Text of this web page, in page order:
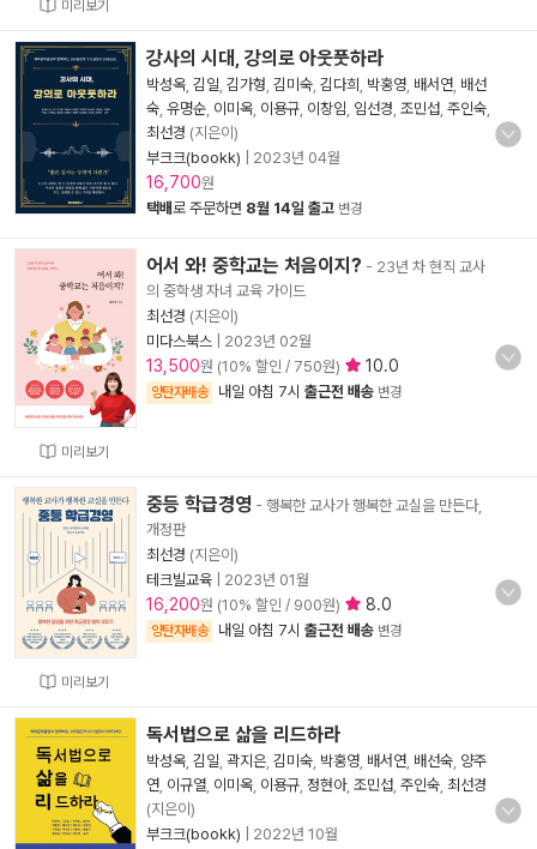
미리보기
강사의 시대, 강의로 아웃풋하라
박성옥 김일 김가형 김미숙 김다희 박홍영 배서연 배선
숙 유명순 이미옥 이용규 이창임 임선경 조민섭 주인숙
최선경 (지은이)
부크크(bookk)
2023년 04월
16,700원
택배로 주문하면 8월 14일 출고 변경
미리보기
어서 와! 중학교는 처음이지? - 23년 차 현직 교사
의 중학생 자녀 교육 가이드
최선경 (지은이)
미다스북스
2023년 02월
13,500원 (10% 할인 / 750원) 10.0
양탄자배송 내일 아침 7시 출근전 배송 변경
미리보기
중등 학급경영 - 행복한 교사가 행복한 교실을 만든다,
개정판
최선경 (지은이)
테크빌교육
2023년 01월
16,200원 (10% 할인 / 900원) 8.0
양탄자배송 내일 아침 7시 출근전 배송 변경
독서법으로 삶을 리드하라
박성옥 김일 곽지은 김미숙 박홍영 배서연 배선숙 양주
연 이규열 이미옥 이용규 정현아, 조민섭 주인숙 최선경
(지은이)
부크크(bookk)
2022년 10월